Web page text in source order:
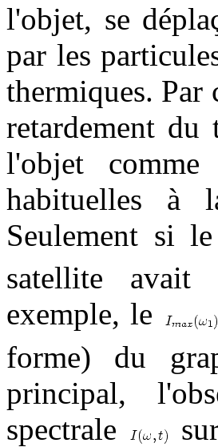
l'objet, se
par les
thermiques. Par
retardement
l'objet
habituelles à
Seulement si
satellite avait
exemple, le
forme) du
principal,
spectrale